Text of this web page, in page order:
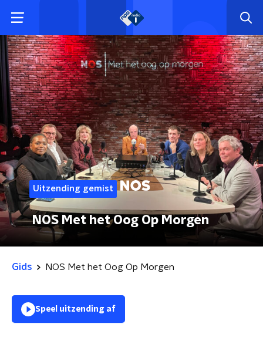
Uitzending gemist
NOS Met het Oog Op Morgen
Gids NOS Met het Oog Op Morgen
Speel uitzending af